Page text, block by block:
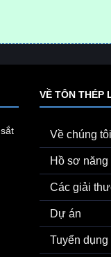
VỀ TÔN THÉP
Về chúng tôi
Hồ sơ
Các giải
Dự án
Tuyển dụng